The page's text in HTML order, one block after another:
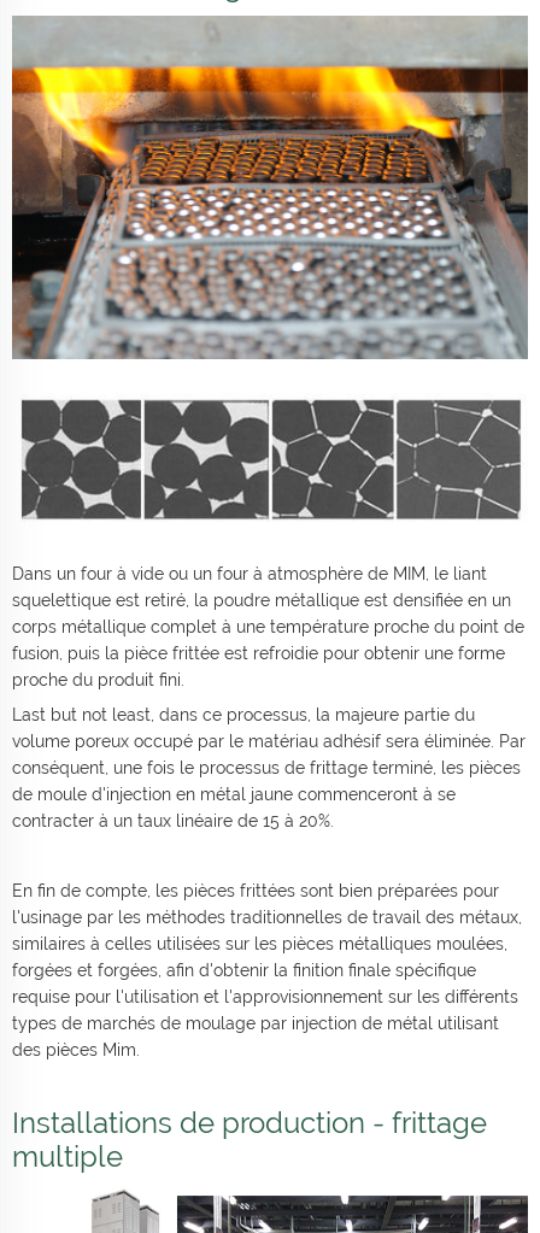
Dans un four à vide ou un four à atmosphère de MIM, le liant
squelettique est retiré, la poudre métallique est densifiée en un
corps métallique complet à une température proche du point de
fusion, puis la pièce frittée est refroidie pour obtenir une forme
proche du produit fini.
Last but not least, dans ce processus, la majeure partie du
volume poreux occupé par le matériau adhésif sera éliminée. Par
conséquent, une fois le processus de frittage terminé, les pièces
de moule d'injection en métal jaune commenceront à se
contracter à un taux linéaire de 15 à 20%.
En fin de compte, les pièces frittées sont bien préparées pour
l'usinage par les méthodes traditionnelles de travail des métaux,
similaires à celles utilisées sur les pièces métalliques moulées,
forgées et forgées, afin d'obtenir la finition finale spécifique
requise pour l'utilisation et l'approvisionnement sur les différents
types de marchés de moulage par injection de métal utilisant
des pièces Mim.
Installations de production - frittage
multiple